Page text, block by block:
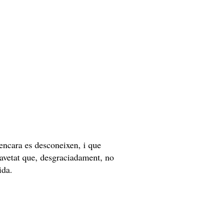
es desconeixen, i que
que, desgraciadament, no